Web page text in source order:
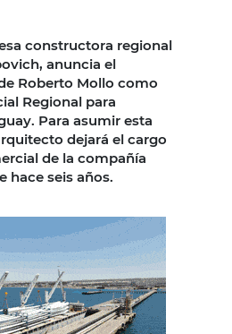
constructora regional
anuncia el
Roberto Mollo como
Regional para
Para asumir esta
dejará el cargo
de la compañía
hace seis años.